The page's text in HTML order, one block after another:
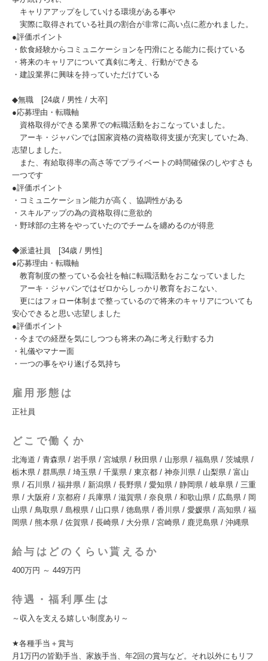
キャリアアップをしていける環境がある事や
実際に取得されている社員の割合が非常に高い点に惹かれました。
●評価ポイント
・飲食経験からコミュニケーションを円滑にとる能力に長けている
・将来のキャリアについて真剣に考え、行動ができる
・建設業界に興味を持っていただけている
◆無職 [24歳 / 男性 / 大卒]
●応募理由・転職軸
資格取得ができる業界での転職活動をおこなっていました。
アーキ・ジャパンでは国家資格の資格取得支援が充実していた為、
志望しました。
また、有給取得率の高さ等でプライベートの時間確保のしやすさも
一つです
●評価ポイント
・コミュニケーション能力が高く、協調性がある
・スキルアップの為の資格取得に意欲的
・野球部の主将をやっていたのでチームを纏めるのが得意
◆派遣社員 [34歳 / 男性]
●応募理由・転職軸
教育制度の整っている会社を軸に転職活動をおこなっていました
アーキ・ジャパンではゼロからしっかり教育をおこない、
更にはフォロー体制まで整っているので将来のキャリアについても
安心できると思い志望しました
●評価ポイント
・今までの経歴を気にしつつも将来の為に考え行動する力
・礼儀やマナー面
・一つの事をやり遂げる気持ち
雇用形態は
正社員
どこで働くか
北海道 / 青森県 / 岩手県 / 宮城県 / 秋田県 / 山形県 / 福島県 / 茨城県 /
栃木県 / 群馬県 / 埼玉県 / 千葉県 / 東京都 / 神奈川県 / 山梨県 / 富山
県 / 石川県 / 福井県 / 新潟県 / 長野県 / 愛知県 / 静岡県 / 岐阜県 / 三重
県 / 大阪府 / 京都府 / 兵庫県 / 滋賀県 / 奈良県 / 和歌山県 / 広島県 / 岡
山県 / 鳥取県 / 島根県 / 山口県 / 徳島県 / 香川県 / 愛媛県 / 高知県 / 福
岡県 / 熊本県 / 佐賀県 / 長崎県 / 大分県 / 宮崎県 / 鹿児島県 / 沖縄県
給与はどのくらい貰えるか
400万円 ～ 449万円
待遇・福利厚生は
～収入を支える嬉しい制度あり～
★各種手当＋賞与
月1万円の皆勤手当、家族手当、年2回の賞与など。それ以外にもリフ